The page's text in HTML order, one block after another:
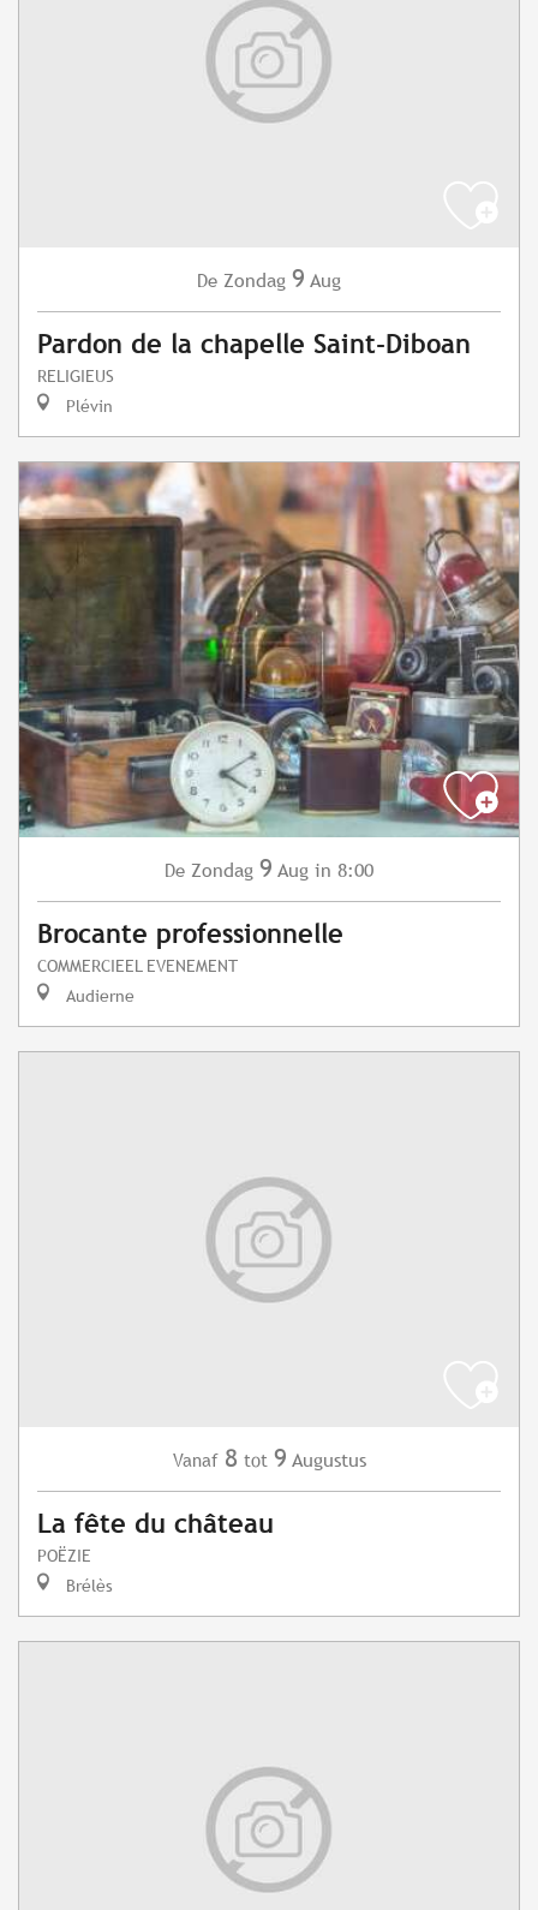
De Zondag 9 Aug
Pardon de la chapelle Saint-Diboan
RELIGIEUS
Plévin
De Zondag 9 Aug in 8:00
Brocante professionnelle
COMMERCIEEL EVENEMENT
Audierne
Vanaf 8 tot 9 Augustus
La fête du château
POËZIE
Brélès